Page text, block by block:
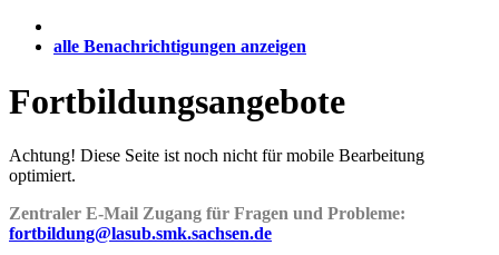
alle Benachrichtigungen anzeigen
Fortbildungsangebote
Achtung! Diese Seite ist noch nicht für mobile Bearbeitung
optimiert.
Zentraler E-Mail Zugang für Fragen und Probleme:
fortbildung@lasub.smk.sachsen.de